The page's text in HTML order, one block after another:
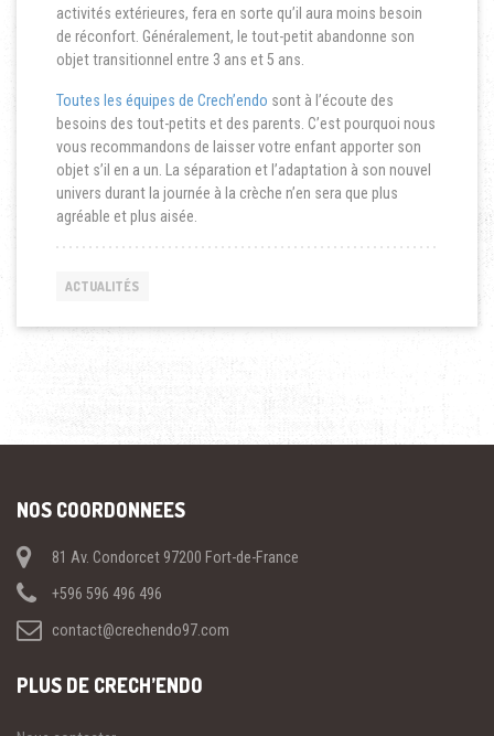
activités extérieures, fera en sorte qu’il aura moins besoin
de réconfort. Généralement, le tout-petit abandonne son
objet transitionnel entre 3 ans et 5 ans.
Toutes les équipes de Crech’endo sont à l’écoute des
besoins des tout-petits et des parents. C’est pourquoi nous
vous recommandons de laisser votre enfant apporter son
objet s’il en a un. La séparation et l’adaptation à son nouvel
univers durant la journée à la crèche n’en sera que plus
agréable et plus aisée.
ACTUALITÉS
NOS COORDONNEES
81 Av. Condorcet 97200 Fort-de-France
+596 596 496 496
contact@crechendo97.com
PLUS DE CRECH’ENDO